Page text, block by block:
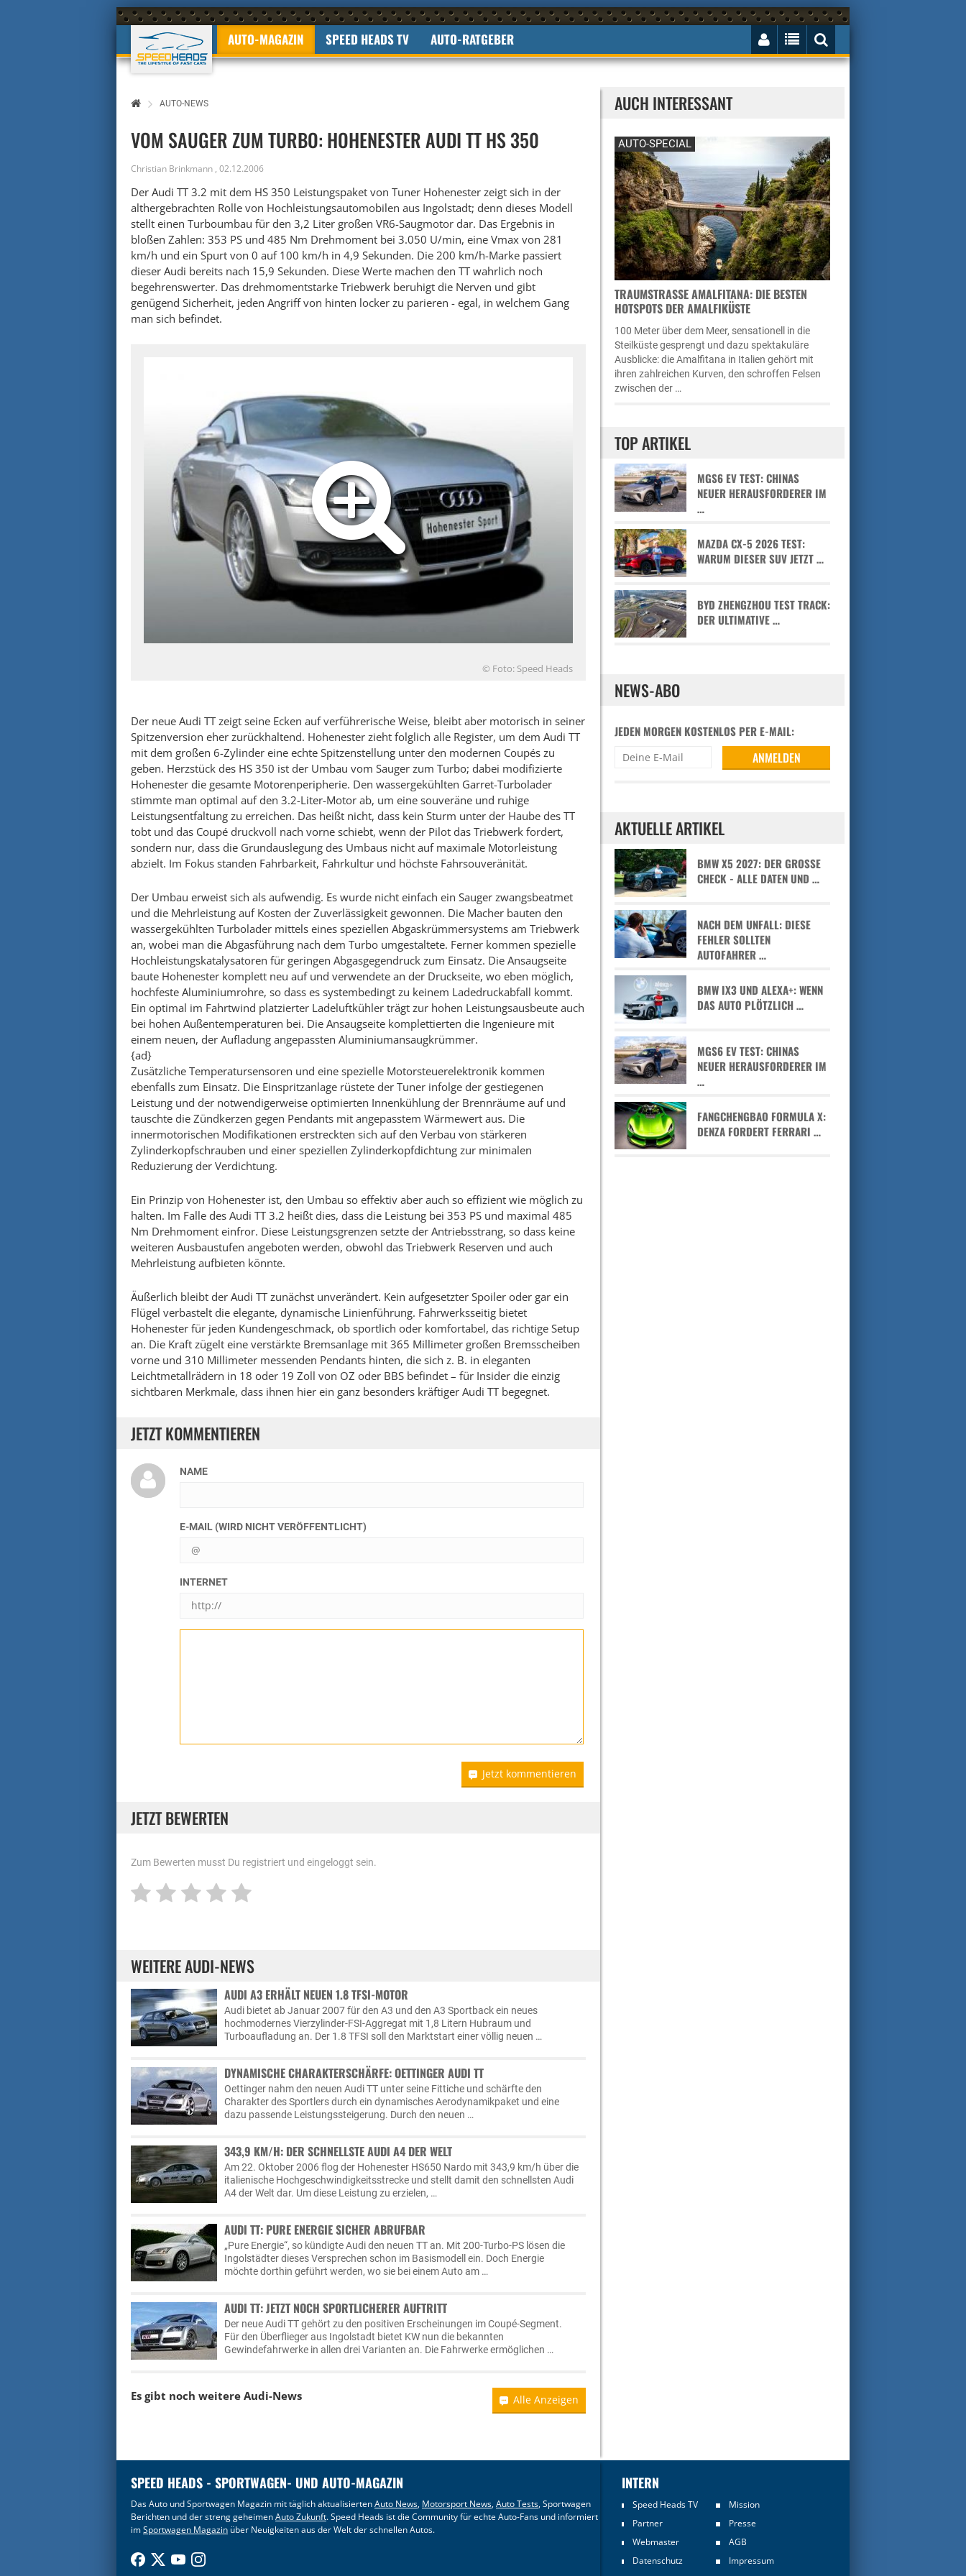
AUTO-MAGAZIN SPEED HEADS TV AUTO-RATGEBER
AUTO-NEWS
VOM SAUGER ZUM TURBO: HOHENESTER AUDI TT HS 350
Christian Brinkmann , 02.12.2006
Der Audi TT 3.2 mit dem HS 350 Leistungspaket von Tuner Hohenester zeigt sich in der
althergebrachten Rolle von Hochleistungsautomobilen aus Ingolstadt; denn dieses Modell
stellt einen Turboumbau für den 3,2 Liter großen VR6-Saugmotor dar. Das Ergebnis in
bloßen Zahlen: 353 PS und 485 Nm Drehmoment bei 3.050 U/min, eine Vmax von 281
km/h und ein Spurt von 0 auf 100 km/h in 4,9 Sekunden. Die 200 km/h-Marke passiert
dieser Audi bereits nach 15,9 Sekunden. Diese Werte machen den TT wahrlich noch
begehrenswerter. Das drehmomentstarke Triebwerk beruhigt die Nerven und gibt
genügend Sicherheit, jeden Angriff von hinten locker zu parieren - egal, in welchem Gang
man sich befindet.
© Foto: Speed Heads
Der neue Audi TT zeigt seine Ecken auf verführerische Weise, bleibt aber motorisch in seiner
Spitzenversion eher zurückhaltend. Hohenester zieht folglich alle Register, um dem Audi TT
mit dem großen 6-Zylinder eine echte Spitzenstellung unter den modernen Coupés zu
geben. Herzstück des HS 350 ist der Umbau vom Sauger zum Turbo; dabei modifizierte
Hohenester die gesamte Motorenperipherie. Den wassergekühlten Garret-Turbolader
stimmte man optimal auf den 3.2-Liter-Motor ab, um eine souveräne und ruhige
Leistungsentfaltung zu erreichen. Das heißt nicht, dass kein Sturm unter der Haube des TT
tobt und das Coupé druckvoll nach vorne schiebt, wenn der Pilot das Triebwerk fordert,
sondern nur, dass die Grundauslegung des Umbaus nicht auf maximale Motorleistung
abzielt. Im Fokus standen Fahrbarkeit, Fahrkultur und höchste Fahrsouveränität.
Der Umbau erweist sich als aufwendig. Es wurde nicht einfach ein Sauger zwangsbeatmet
und die Mehrleistung auf Kosten der Zuverlässigkeit gewonnen. Die Macher bauten den
wassergekühlten Turbolader mittels eines speziellen Abgaskrümmersystems am Triebwerk
an, wobei man die Abgasführung nach dem Turbo umgestaltete. Ferner kommen spezielle
Hochleistungskatalysatoren für geringen Abgasgegendruck zum Einsatz. Die Ansaugseite
baute Hohenester komplett neu auf und verwendete an der Druckseite, wo eben möglich,
hochfeste Aluminiumrohre, so dass es systembedingt zu keinem Ladedruckabfall kommt.
Ein optimal im Fahrtwind platzierter Ladeluftkühler trägt zur hohen Leistungsausbeute auch
bei hohen Außentemperaturen bei. Die Ansaugseite komplettierten die Ingenieure mit
einem neuen, der Aufladung angepassten Aluminiumansaugkrümmer.
{ad}
Zusätzliche Temperatursensoren und eine spezielle Motorsteuerelektronik kommen
ebenfalls zum Einsatz. Die Einspritzanlage rüstete der Tuner infolge der gestiegenen
Leistung und der notwendigerweise optimierten Innenkühlung der Brennräume auf und
tauschte die Zündkerzen gegen Pendants mit angepasstem Wärmewert aus. Die
innermotorischen Modifikationen erstreckten sich auf den Verbau von stärkeren
Zylinderkopfschrauben und einer speziellen Zylinderkopfdichtung zur minimalen
Reduzierung der Verdichtung.
Ein Prinzip von Hohenester ist, den Umbau so effektiv aber auch so effizient wie möglich zu
halten. Im Falle des Audi TT 3.2 heißt dies, dass die Leistung bei 353 PS und maximal 485
Nm Drehmoment einfror. Diese Leistungsgrenzen setzte der Antriebsstrang, so dass keine
weiteren Ausbaustufen angeboten werden, obwohl das Triebwerk Reserven und auch
Mehrleistung aufbieten könnte.
Äußerlich bleibt der Audi TT zunächst unverändert. Kein aufgesetzter Spoiler oder gar ein
Flügel verbastelt die elegante, dynamische Linienführung. Fahrwerksseitig bietet
Hohenester für jeden Kundengeschmack, ob sportlich oder komfortabel, das richtige Setup
an. Die Kraft zügelt eine verstärkte Bremsanlage mit 365 Millimeter großen Bremsscheiben
vorne und 310 Millimeter messenden Pendants hinten, die sich z. B. in eleganten
Leichtmetallrädern in 18 oder 19 Zoll von OZ oder BBS befindet – für Insider die einzig
sichtbaren Merkmale, dass ihnen hier ein ganz besonders kräftiger Audi TT begegnet.
JETZT KOMMENTIEREN
NAME
E-MAIL (WIRD NICHT VERÖFFENTLICHT)
INTERNET
Jetzt kommentieren
JETZT BEWERTEN
Zum Bewerten musst Du registriert und eingeloggt sein.
WEITERE AUDI-NEWS
AUDI A3 ERHÄLT NEUEN 1.8 TFSI-MOTOR
Audi bietet ab Januar 2007 für den A3 und den A3 Sportback ein neues
hochmodernes Vierzylinder-FSI-Aggregat mit 1,8 Litern Hubraum und
Turboaufladung an. Der 1.8 TFSI soll den Marktstart einer völlig neuen …
DYNAMISCHE CHARAKTERSCHÄRFE: OETTINGER AUDI TT
Oettinger nahm den neuen Audi TT unter seine Fittiche und schärfte den
Charakter des Sportlers durch ein dynamisches Aerodynamikpaket und eine
dazu passende Leistungssteigerung. Durch den neuen …
343,9 KM/H: DER SCHNELLSTE AUDI A4 DER WELT
Am 22. Oktober 2006 flog der Hohenester HS650 Nardo mit 343,9 km/h über die
italienische Hochgeschwindigkeitsstrecke und stellt damit den schnellsten Audi
A4 der Welt dar. Um diese Leistung zu erzielen, …
AUDI TT: PURE ENERGIE SICHER ABRUFBAR
„Pure Energie“, so kündigte Audi den neuen TT an. Mit 200-Turbo-PS lösen die
Ingolstädter dieses Versprechen schon im Basismodell ein. Doch Energie
möchte dorthin geführt werden, wo sie bei einem Auto am …
AUDI TT: JETZT NOCH SPORTLICHERER AUFTRITT
Der neue Audi TT gehört zu den positiven Erscheinungen im Coupé-Segment.
Für den Überflieger aus Ingolstadt bietet KW nun die bekannten
Gewindefahrwerke in allen drei Varianten an. Die Fahrwerke ermöglichen …
Es gibt noch weitere Audi-News Alle Anzeigen
AUCH INTERESSANT
AUTO-SPECIAL
TRAUMSTRASSE AMALFITANA: DIE BESTEN H
OTSPOTS DER AMALFIKÜSTE
100 Meter über dem Meer, sensationell in die
Steilküste gesprengt und dazu spektakuläre
Ausblicke: die Amalfitana in Italien gehört mit
ihren zahlreichen Kurven, den schroffen Felsen
zwischen der …
TOP ARTIKEL
MGS6 EV TEST: CHINAS
NEUER HERAUSFORDERER IM
…
MAZDA CX-5 2026 TEST:
WARUM DIESER SUV JETZT …
BYD ZHENGZHOU TEST TRACK:
DER ULTIMATIVE …
NEWS-ABO
JEDEN MORGEN KOSTENLOS PER E-MAIL:
AKTUELLE ARTIKEL
BMW X5 2027: DER GROSSE C
HECK - ALLE DATEN UND …
NACH DEM UNFALL: DIESE
FEHLER SOLLTEN
AUTOFAHRER …
BMW IX3 UND ALEXA+: WENN
DAS AUTO PLÖTZLICH …
MGS6 EV TEST: CHINAS
NEUER HERAUSFORDERER IM
…
FANGCHENGBAO FORMULA X:
DENZA FORDERT FERRARI …
SPEED HEADS - SPORTWAGEN- UND AUTO-MAGAZIN
Das Auto und Sportwagen Magazin mit täglich aktualisiertenAuto News, Motorsport News,Auto Tests, Sportwagen
Berichten und der streng geheimenAuto Zukunft. Speed Heads ist die Community für echte Auto-Fans und informiert
imSportwagen Magazin über Neuigkeiten aus der Welt der schnellen Autos.
INTERN
Speed Heads TV
Mission
Partner
Presse
Webmaster
AGB
Datenschutz
Impressum